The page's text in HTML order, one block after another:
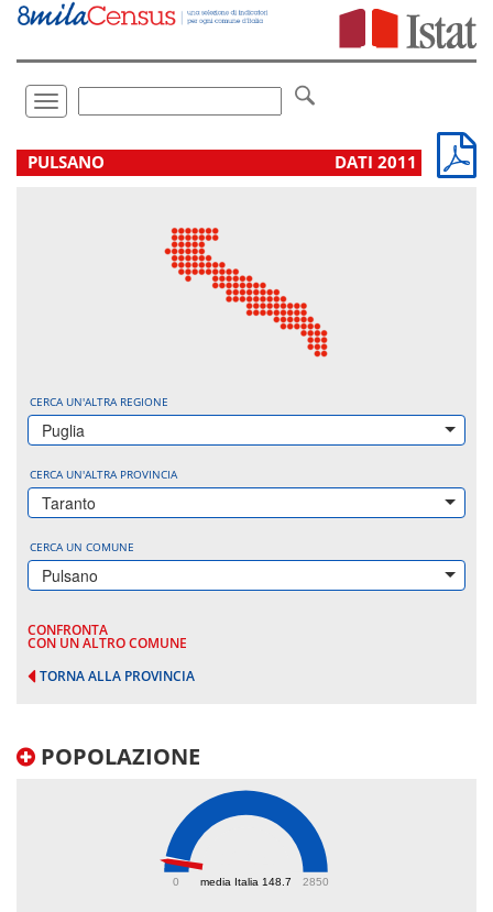
Vai
direttamente
Toggle
navigation
.
PULSANO DATI 2011
CERCA UN'ALTRA REGIONE
Puglia
CERCA UN'ALTRA PROVINCIA
Taranto
CERCA UN COMUNE
Pulsano
CONFRONTA
CON UN ALTRO COMUNE
TORNA ALLA PROVINCIA
POPOLAZIONE
media Italia 148.7
0 2850